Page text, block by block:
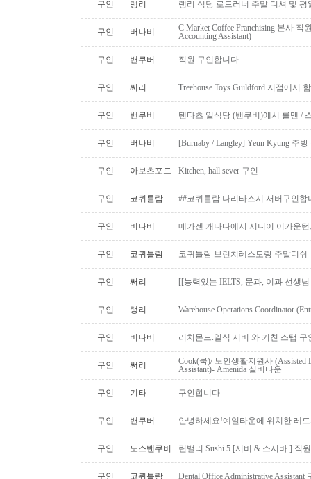
구인 랭리 랭리 식당 로드러너 주말 디셔 및
구인 버나비
C Market Coffee Franchising 본사 직
Accounting Assistant)
구인 밴쿠버 직원 구인합니다
구인 써리 Treehouse Toys Guildford 지점에서
구인 밴쿠버 텐타츠 일식당 (밴쿠버)에서 롤맨 /
구인 버나비 [Burnaby / Langley] Yeun Kyung 주
구인 아보츠포드 Kitchen, hall sever 구인
구인 코퀴틀람 ##코퀴틀람 나리타스시 서버구인합
구인 버나비 메가젠 캐나다에서 시니어 어카운
구인 코퀴틀람 코퀴틀람 브런치레스토랑 주말디쉬
구인 써리 [[능력있는 IELTS, 문과, 이과 선생
구인 랭리 Warehouse Operations Coordinator
구인 버나비 리치몬드.일식 서버 와 키친 스탭 구
구인 써리
Cook(쿡)/ 노인생활지원사 (Assisted
Assistant)- Amenida 실버타운
구인 기타 구인합니다
구인 밴쿠버 안녕하세요!예일타운에 위치한 레
구인 노스밴쿠버 린밸리 Sushi 5 [서버 & 스시바 ] 직
구인 코퀴틀람 Dental Office Administrative Assistant